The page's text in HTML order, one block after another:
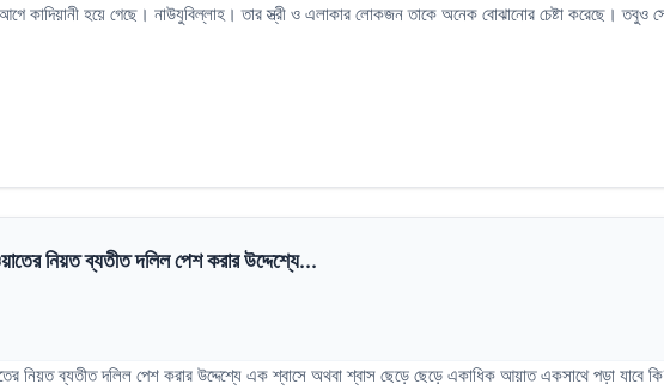
হয়ে গেছে। নাউযুবিল্লাহ। তার স্ত্রী ও এলাকার লোকজন তাকে অনেক বোঝানোর চেষ্টা করেছে। তবুও সে
নিয়ত ব্যতীত দলিল পেশ করার উদ্দেশ্যে...
নিয়ত ব্যতীত দলিল পেশ করার উদ্দেশ্যে এক শ্বাসে অথবা শ্বাস ছেড়ে ছেড়ে একাধিক আয়াত একসাথে পড়া যাবে